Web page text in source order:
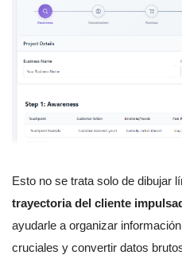
Esto no se trata solo de dibujar
trayectoria del cliente
ayudarle a organizar
cruciales y convertir datos